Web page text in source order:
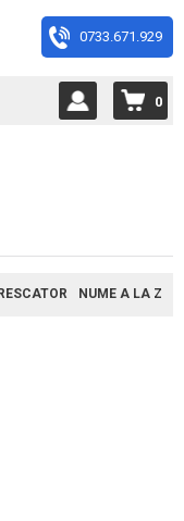
0733.671.929
0
NUME A LA Z